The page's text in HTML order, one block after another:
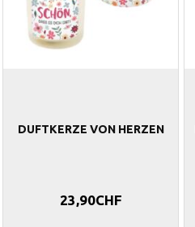
DUFTKERZE VON HERZEN
23,90CHF